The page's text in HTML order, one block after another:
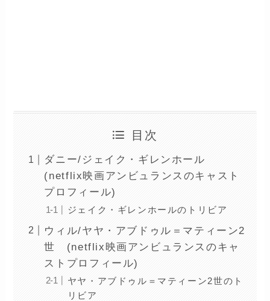
目次
ダニー/ジェイク・ギレンホール
(netflix映画アンビュランスのキャスト
プロフィール)
ジェイク・ギレンホールのトリビア
ウィル/ヤヤ・アブドゥル＝マティーン2
世 (netflix映画アンビュランスのキャ
ストプロフィール)
ヤヤ・アブドゥル＝マティーン2世のト
リビア